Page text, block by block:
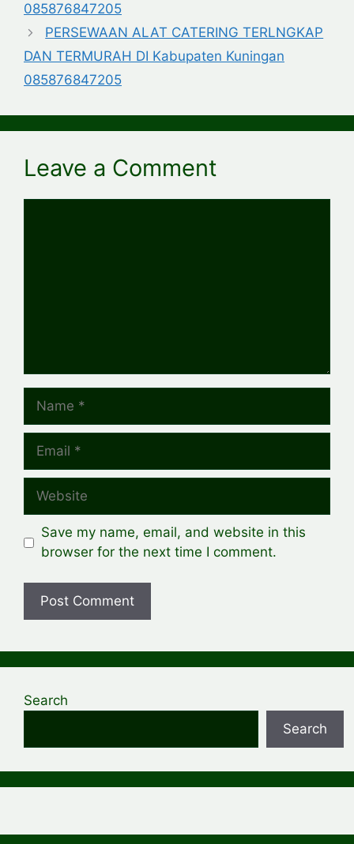
085876847205
PERSEWAAN ALAT CATERING TERLNGKAP
DAN TERMURAH DI Kabupaten Kuningan
085876847205
Leave a Comment
Name
Email
Website
Save my name, email, and website in this
browser for the next time I comment.
Search
Search